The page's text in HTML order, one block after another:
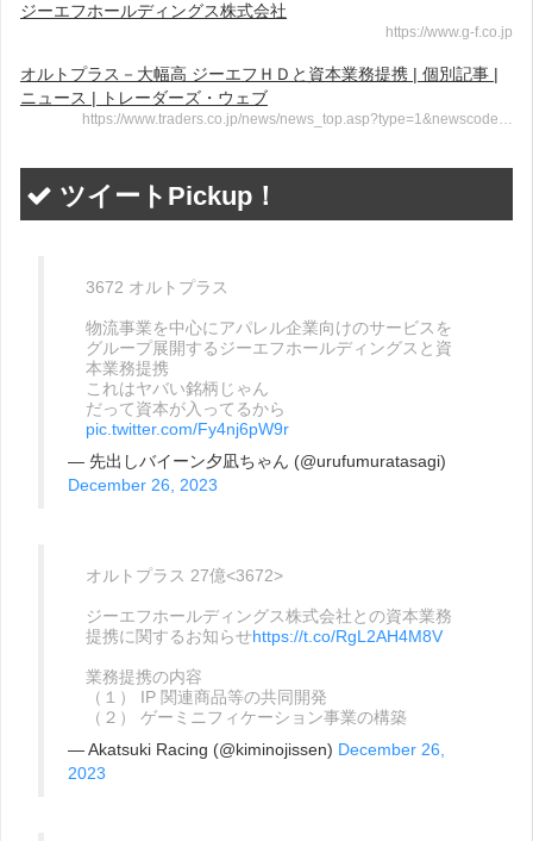
ジーエフホールディングス株式会社
https://www.g-f.co.jp
オルトプラス－大幅高 ジーエフＨＤと資本業務提携 | 個別記事 |
ニュース | トレーダーズ・ウェブ
https://www.traders.co.jp/news/news_top.asp?type=1&newscode…
ツイートPickup！
3672 オルトプラス
物流事業を中心にアパレル企業向けのサービスを
グループ展開するジーエフホールディングスと資
本業務提携
これはヤバい銘柄じゃん
だって資本が入ってるから
pic.twitter.com/Fy4nj6pW9r
— 先出しバイーン夕凪ちゃん (@urufumuratasagi)
December 26, 2023
オルトプラス 27億<3672>
ジーエフホールディングス株式会社との資本業務
提携に関するお知らせhttps://t.co/RgL2AH4M8V
業務提携の内容
（１） IP 関連商品等の共同開発
（２） ゲーミニフィケーション事業の構築
— Akatsuki Racing (@kiminojissen) December 26,
2023